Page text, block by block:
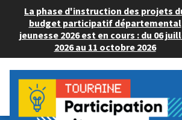
La phase d'instruction des projets
budget participatif départemental
jeunesse 2026 est en cours : du 06
2026 au 11 octobre 2026